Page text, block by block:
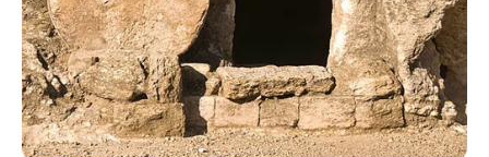
സംഗീതസംവിധായകൻ ജി.വി പ്രകാശ് കുമാറും
ഭാര്യ സൈന്ധവിയും വേർപിരിയുന്നുവോ ?